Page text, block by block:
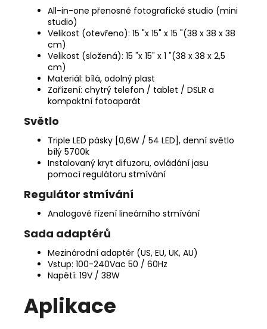
All-in-one přenosné fotografické studio (mini
studio)
Velikost (otevřeno): 15 "x 15" x 15 "(38 x 38 x 38
cm)
Velikost (složená): 15 "x 15" x 1 "(38 x 38 x 2,5
cm)
Materiál: bílá, odolný plast
Zařízení: chytrý telefon / tablet / DSLR a
kompaktní fotoaparát
Světlo
Triple LED pásky [0,6W / 54 LED], denní světlo
bílý 5700k
Instalovaný kryt difuzoru, ovládání jasu
pomocí regulátoru stmívání
Regulátor stmívání
Analogové řízení lineárního stmívání
Sada adaptérů
Mezinárodní adaptér (US, EU, UK, AU)
Vstup: 100-240Vac 50 / 60Hz
Napětí: 19V / 38W
Aplikace